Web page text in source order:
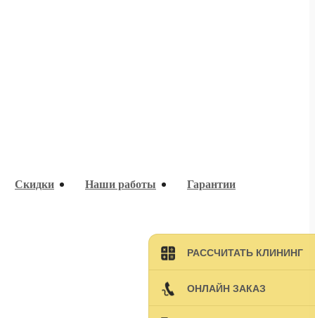
РАССЧИТАТЬ КЛИНИНГ
ОНЛАЙН ЗАКАЗ
Скидки Наши работы Гарантии